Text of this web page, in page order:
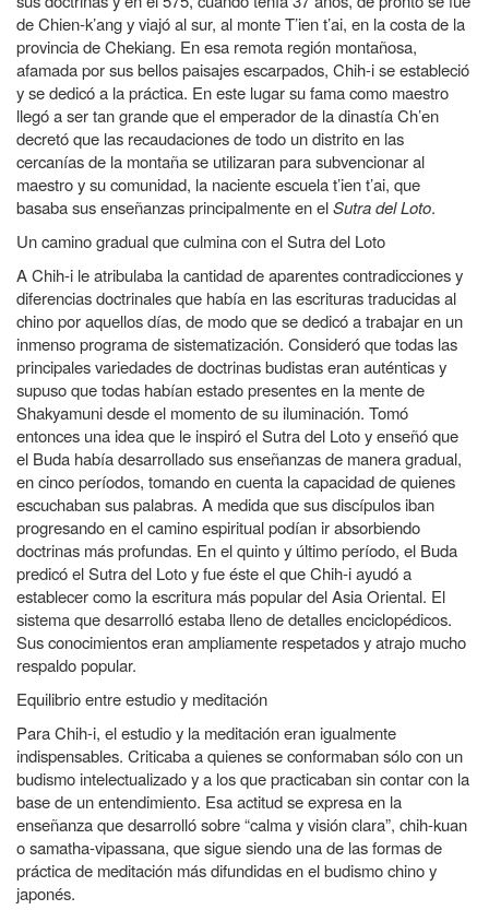
de Chien-k’ang y viajó al sur, al monte T’ien t’ai, en la costa de la
provincia de Chekiang. En esa remota región montañosa,
afamada por sus bellos paisajes escarpados, Chih-i se estableció
y se dedicó a la práctica. En este lugar su fama como maestro
llegó a ser tan grande que el emperador de la dinastía Ch’en
decretó que las recaudaciones de todo un distrito en las
cercanías de la montaña se utilizaran para subvencionar al
maestro y su comunidad, la naciente escuela t’ien t’ai, que
basaba sus enseñanzas principalmente en elSutra del Loto.
Un camino gradual que culmina con el Sutra del Loto
A Chih-i le atribulaba la cantidad de aparentes contradicciones y
diferencias doctrinales que había en las escrituras traducidas al
chino por aquellos días, de modo que se dedicó a trabajar en un
inmenso programa de sistematización. Consideró que todas las
principales variedades de doctrinas budistas eran auténticas y
supuso que todas habían estado presentes en la mente de
Shakyamuni desde el momento de su iluminación. Tomó
entonces una idea que le inspiró el Sutra del Loto y enseñó que
el Buda había desarrollado sus enseñanzas de manera gradual,
en cinco períodos, tomando en cuenta la capacidad de quienes
escuchaban sus palabras. A medida que sus discípulos iban
progresando en el camino espiritual podían ir absorbiendo
doctrinas más profundas. En el quinto y último período, el Buda
predicó el Sutra del Loto y fue éste el que Chih-i ayudó a
establecer como la escritura más popular del Asia Oriental. El
sistema que desarrolló estaba lleno de detalles enciclopédicos.
Sus conocimientos eran ampliamente respetados y atrajo mucho
respaldo popular.
Equilibrio entre estudio y meditación
Para Chih-i, el estudio y la meditación eran igualmente
indispensables. Criticaba a quienes se conformaban sólo con un
budismo intelectualizado y a los que practicaban sin contar con la
base de un entendimiento. Esa actitud se expresa en la
enseñanza que desarrolló sobre “calma y visión clara”, chih-kuan
o samatha-vipassana, que sigue siendo una de las formas de
práctica de meditación más difundidas en el budismo chino y
japonés.